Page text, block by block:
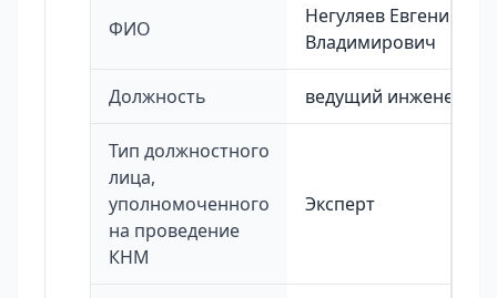
ФИО
Негуляев Евгений
Владимирович
Должность ведущий инженер
Тип должностного
лица,
уполномоченного
на проведение
КНМ
Эксперт